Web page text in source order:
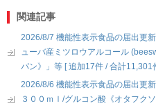
関連記事
2026/8/7 機能性表示食品の届出
ューバ産ミツロウアルコール
パン》」等 [ 追加17件 / 合計11,301
2026/8/6 機能性表示食品の届出更
３００ｍｌ/グルコン酸《オタフク